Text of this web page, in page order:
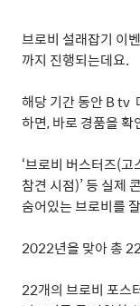
브로비 설래잡기 이
까지 진행되는데요.
해당 기간 동안B tv
하면,바로 경품을 확
‘브로비 버스터즈(고
참견 시점)’등 실제
숨어있는 브로비를
2022년을 맞아 총
22개의 브로비 포스